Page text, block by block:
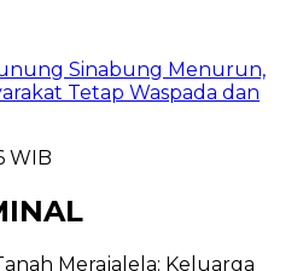
Sinabung Menurun,
Tetap Waspada dan
WIB